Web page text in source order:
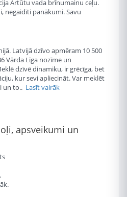
Artūtu vada brīnumainu ceļu.
negaidīti panākumi. Savu
Latvijā dzīvo apmēram 10 500
Vārda Līga nozīme un
dzīvē dinamiku, ir grēcīga, bet
kur sevi apliecināt. Var meklēt
un to.. Lasīt vairāk
apsveikumi un